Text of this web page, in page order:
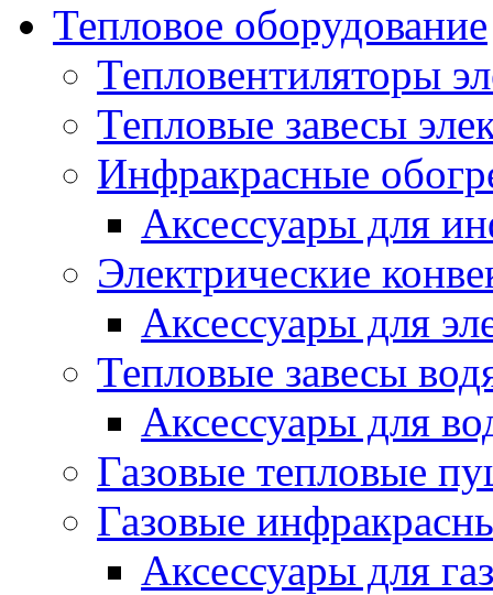
Тепловое оборудование
Тепловентиляторы
Тепловые завесы
Инфракрасные
Аксессуары для
Электрические
Аксессуары для
Тепловые завесы
Аксессуары для
Газовые тепловые
Газовые
Аксессуары для